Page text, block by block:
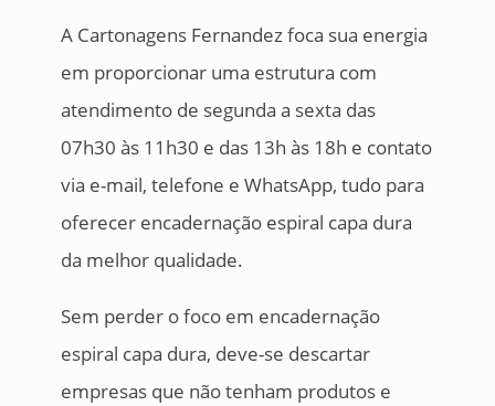
A Cartonagens Fernandez foca sua energia
em proporcionar uma estrutura com
atendimento de segunda a sexta das
07h30 às 11h30 e das 13h às 18h e contato
via e-mail, telefone e WhatsApp, tudo para
oferecer encadernação espiral capa dura
da melhor qualidade.
Sem perder o foco em encadernação
espiral capa dura, deve-se descartar
empresas que não tenham produtos e